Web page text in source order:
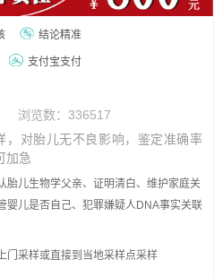
结论精准
支付宝支付
浏览数：336517
，对胎儿无不良影响，鉴定准确率
加急
胎儿生物学父亲、证明清白、维护家庭关
婴儿是否自己、犯罪嫌疑人DNA事实关联
门采样或直接到当地采样点采样